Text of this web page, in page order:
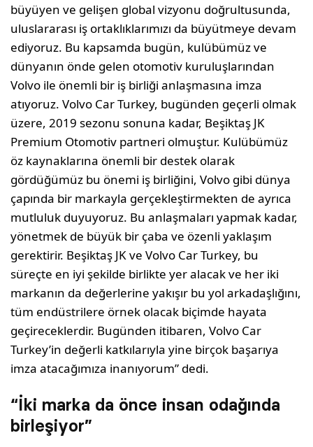
büyüyen ve gelişen global vizyonu doğrultusunda,
uluslararası iş ortaklıklarımızı da büyütmeye devam
ediyoruz. Bu kapsamda bugün, kulübümüz ve
dünyanın önde gelen otomotiv kuruluşlarından
Volvo ile önemli bir iş birliği anlaşmasına imza
atıyoruz. Volvo Car Turkey, bugünden geçerli olmak
üzere, 2019 sezonu sonuna kadar, Beşiktaş JK
Premium Otomotiv partneri olmuştur. Kulübümüz
öz kaynaklarına önemli bir destek olarak
gördüğümüz bu önemi iş birliğini, Volvo gibi dünya
çapında bir markayla gerçekleştirmekten de ayrıca
mutluluk duyuyoruz. Bu anlaşmaları yapmak kadar,
yönetmek de büyük bir çaba ve özenli yaklaşım
gerektirir. Beşiktaş JK ve Volvo Car Turkey, bu
süreçte en iyi şekilde birlikte yer alacak ve her iki
markanın da değerlerine yakışır bu yol arkadaşlığını,
tüm endüstrilere örnek olacak biçimde hayata
geçireceklerdir. Bugünden itibaren, Volvo Car
Turkey’in değerli katkılarıyla yine birçok başarıya
imza atacağımıza inanıyorum” dedi.
“İki marka da önce insan odağında
birleşiyor”